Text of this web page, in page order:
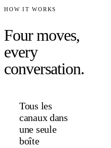
HOW IT WORKS
Four moves,
every
conversation.
Tous les
canaux dans
une seule
boîte